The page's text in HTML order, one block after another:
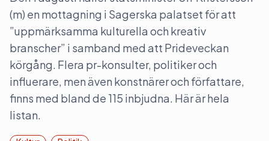
(m) en mottagning i Sagerska palatset för att
”uppmärksamma kulturella och kreativ
branscher” i samband med att Prideveckan
körgång. Flera pr-konsulter, politiker och
influerare, men även konstnärer och författare,
finns med bland de 115 inbjudna. Här är hela
listan.